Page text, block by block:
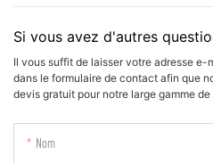
Si vous avez d'autres
Il vous suffit de laisser votre adresse
dans le formulaire de contact afin que
devis gratuit pour notre large gamme de
Nom